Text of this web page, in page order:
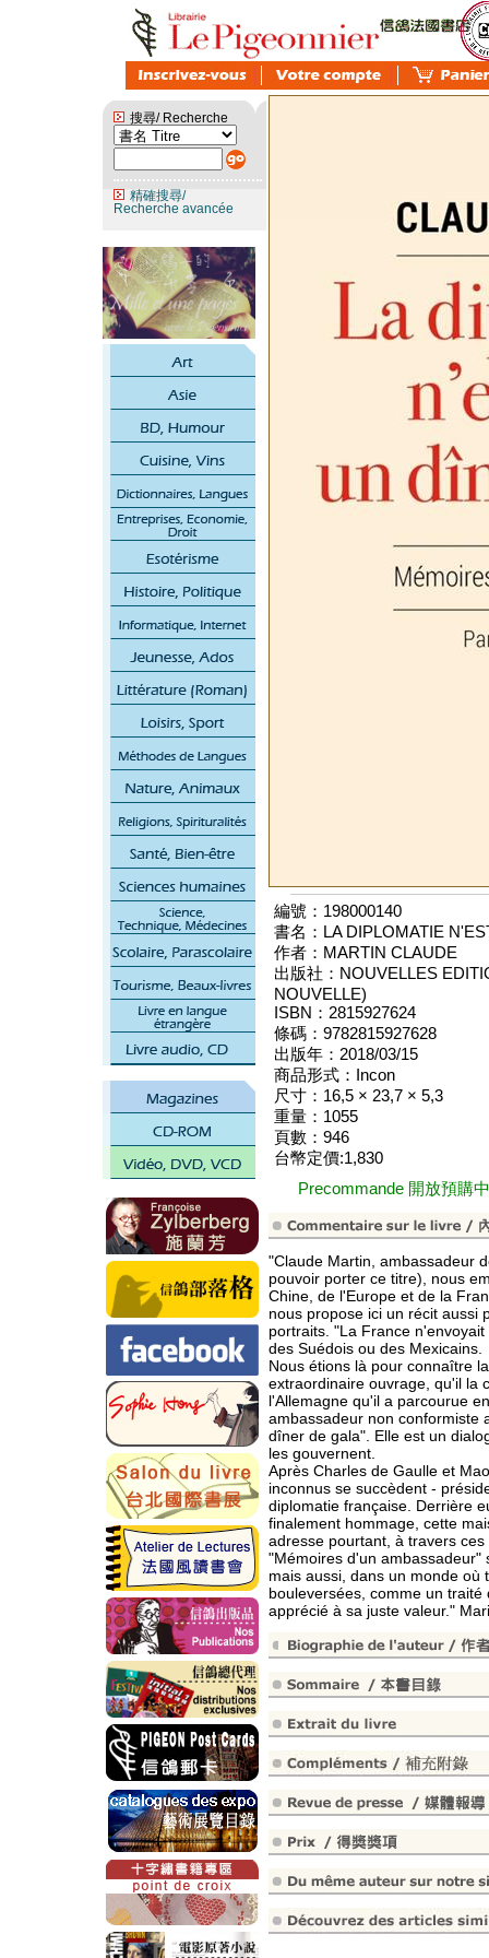
搜尋/ Recherche
精確搜尋/
Recherche avancée
編號：198000140
書名：LA DIPLOMATIE
作者：MARTIN CLAUDE
出版社：NOUVELLES
NOUVELLE)
ISBN：2815927624
條碼：9782815927628
出版年：2018/03/15
商品形式：Incon
尺寸：16,5 × 23,7 × 5,3
重量：1055
頁數：946
台幣定價:1,830
Precommande 開放預購中
"Claude Martin, ambassadeur
pouvoir porter ce titre), nous
Chine, de l'Europe et de la
nous propose ici un récit aussi
portraits. "La France
des Suédois ou des Mexicains.
Nous étions là pour connaître
extraordinaire ouvrage, qu'il la
l'Allemagne qu'il a parcourue
ambassadeur non conformiste
dîner de gala". Elle est un
les gouvernent.
Après Charles de Gaulle et
inconnus se succèdent -
diplomatie française. Derrière
finalement hommage, cette
adresse pourtant, à travers
"Mémoires d'un ambassadeur"
mais aussi, dans un monde où
bouleversées, comme un
apprécié à sa juste valeur."